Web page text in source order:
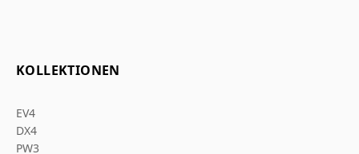
KOLLEKTIONEN
EV4
DX4
PW3